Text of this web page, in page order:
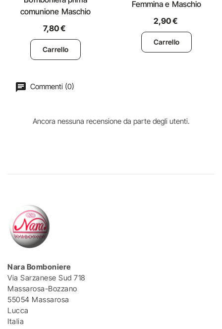
comunione Maschio
7,80 €
Carrello
Femmina e Maschio
2,90 €
Carrello
Commenti (0)
Ancora nessuna recensione da parte degli utenti.
Nara Bomboniere
Via Sarzanese Sud 718
Massarosa-Bozzano
55054 Massarosa
Lucca
Italia